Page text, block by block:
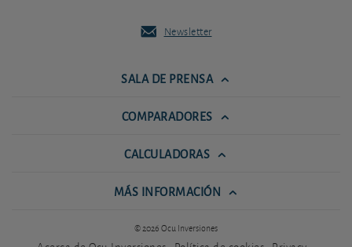
Newsletter
SALA DE PRENSA
COMPARADORES
CALCULADORAS
MÁS INFORMACIÓN
© 2026 Ocu Inversiones